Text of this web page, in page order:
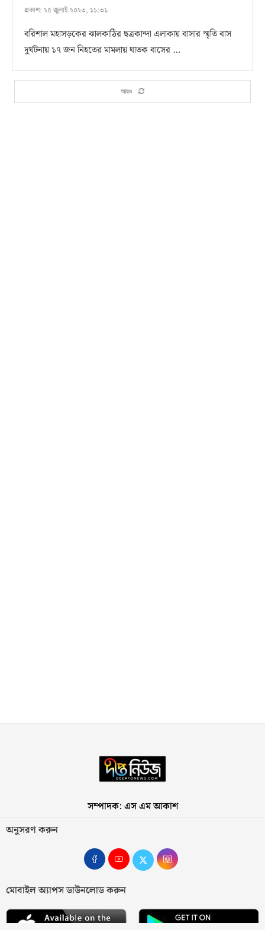
প্রকাশ: ২৫ জুলাই ২০২৩, ১১:৩১
বরিশাল মহাসড়কের ঝালকাঠির ছত্রকান্দা এলাকায় বাসার স্মৃতি বাস
দুর্ঘটনায় ১৭ জন নিহতের মামলায় ঘাতক বাসের …
আরও
সম্পাদক: এস এম আকাশ
অনুসরণ করুন
মোবাইল অ্যাপস ডাউনলোড করুন